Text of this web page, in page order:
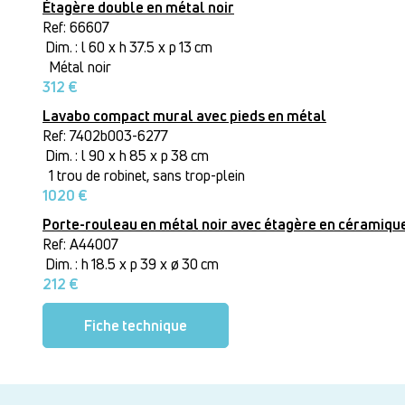
Étagère double en métal noir
Ref: 66607
Dim. : l 60 x h 37.5 x p 13 cm
Métal noir
312 €
Lavabo compact mural avec pieds en métal
Ref: 7402b003-6277
Dim. : l 90 x h 85 x p 38 cm
1 trou de robinet, sans trop-plein
1020 €
Porte-rouleau en métal noir avec étagère en
Ref: A44007
Dim. : h 18.5 x p 39 x ø 30 cm
212 €
Fiche technique